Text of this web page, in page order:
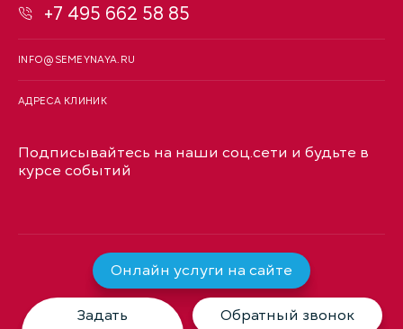
+7 495 662 58 85
INFO@SEMEYNAYA.RU
АДРЕСА КЛИНИК
Подписывайтесь на наши соц.сети и будьте в
курсе событий
Онлайн услуги на сайте
Задать
Обратный звонок